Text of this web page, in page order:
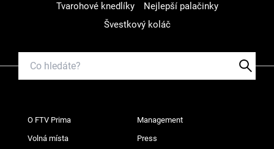
Tvarohové knedlíky
Nejlepší palačinky
Švestkový koláč
O FTV Prima Management
Volná místa Press